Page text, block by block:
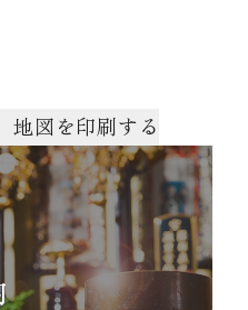
地図を印刷する